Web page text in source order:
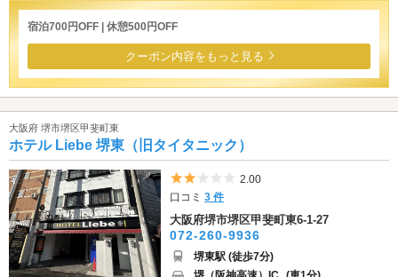
宿泊700円OFF | 休憩500円OFF
クーポン内容をもっと見る
大阪府 堺市堺区甲斐町東
ホテル Liebe 堺東（旧タイタニック）
5つ星のうち2
2.00
口コミ3 件
大阪府堺市堺区甲斐町東6-1-27
072-260-9936
堺東駅 (徒歩7分)